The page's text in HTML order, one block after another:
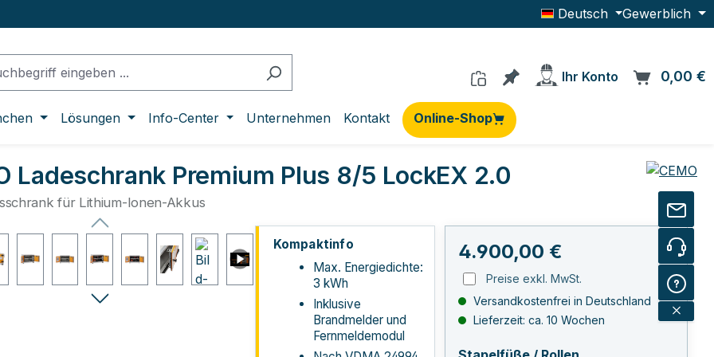
Deutsch Gewerblich
Du hast 0 Produkte auf dem
Ihr Konto 0,00 €
Lösungen Info-Center Unternehmen Kontakt Online-Shop
Ladeschrank Premium Plus 8/5 LockEX 2.0
für Lithium-Ionen-Akkus
Kompaktinfo
Max. Energiedichte:
3 kWh
Inklusive
Brandmelder und
Fernmeldemodul
Regulärer Preis:
4.900,00 €
Preise exkl. MwSt.
Versandkostenfrei in Deutschland
Lieferzeit: ca. 10 Wochen
auswählen